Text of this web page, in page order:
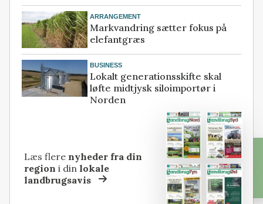
ARRANGEMENT
Markvandring sætter fokus på
elefantgræs
BUSINESS
Lokalt generationsskifte skal
løfte midtjysk siloimportør i
Norden
Læs flere nyheder fra din
region i dinlokale
landbrugsavis